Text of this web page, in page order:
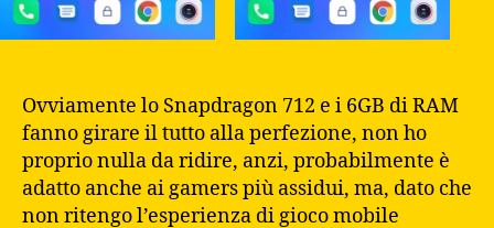
Ovviamente lo Snapdragon 712 e i 6GB di RAM
fanno girare il tutto alla perfezione, non ho
proprio nulla da ridire, anzi, probabilmente è
adatto anche ai gamers più assidui, ma, dato che
non ritengo l’esperienza di gioco mobile